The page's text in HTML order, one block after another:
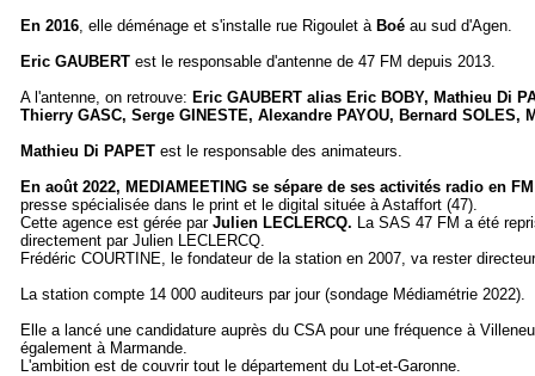
En 2016, elle déménage et s'installe rue Rigoulet à Boé au sud d'Agen.
Eric GAUBERT est le responsable d'antenne de 47 FM depuis 2013.
A l'antenne, on retrouve: Eric GAUBERT alias Eric BOBY, Mathieu Di
Thierry GASC, Serge GINESTE, Alexandre PAYOU, Bernard
Mathieu Di PAPET est le responsable des animateurs.
En août 2022, MEDIAMEETING se sépare de ses activités radio en
presse spécialisée dans le print et le digital située à Astaffort (47).
Cette agence est gérée parJulien LECLERCQ. La SAS 47 FM a été
directement par Julien LECLERCQ.
Frédéric COURTINE, le fondateur de la station en 2007, va rester
La station compte 14 000 auditeurs par jour (sondage Médiamétrie 2022).
Elle a lancé une candidature auprès du CSA pour une fréquence à
également à Marmande.
L'ambition est de couvrir tout le département du Lot-et-Garonne.